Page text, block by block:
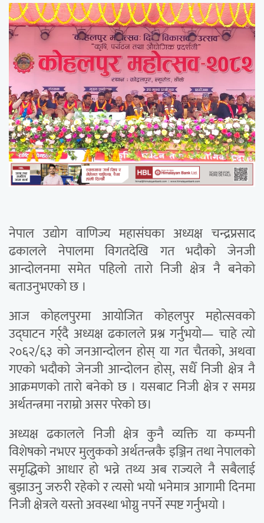
नेपाल उद्योग वाणिज्य महासंघका अध्यक्ष चन्द्रप्रसाद
ढकालले नेपालमा विगतदेखि गत भदौको जेनजी
आन्दोलनमा समेत पहिलो तारो निजी क्षेत्र नै बनेको
बताउनुभएको छ ।
आज कोहलपुरमा आयोजित कोहलपुर महोत्सवको
उद्घाटन गर्र्दै अध्यक्ष ढकालले प्रश्न गर्नुभयो— चाहे त्यो
२०६२/६३ को जनआन्दोलन होस् या गत चैतको, अथवा
गएको भदौको जेनजी आन्दोलन होस्, सधैँ निजी क्षेत्र नै
आक्रमणको तारो बनेको छ । यसबाट निजी क्षेत्र र समग्र
अर्थतन्त्रमा नराम्रो असर परेको छ।
अध्यक्ष ढकालले निजी क्षेत्र कुनै व्यक्ति या कम्पनी
विशेषको नभएर मुलुकको अर्थतन्त्रकै इञ्जिन तथा नेपालको
समृद्धिको आधार हो भन्ने तथ्य अब राज्यले नै सबैलाई
बुझाउनु जरुरी रहेको र त्यसो भयो भनेमात्र आगामी दिनमा
निजी क्षेत्रले यस्तो अवस्था भोग्नु नपर्ने स्पष्ट गर्नुभयो ।